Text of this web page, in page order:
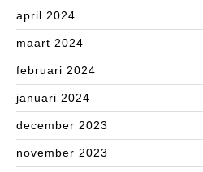
april 2024
maart 2024
februari 2024
januari 2024
december 2023
november 2023